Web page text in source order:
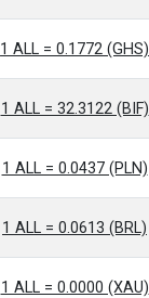
1 ALL = 0.1772 (GHS)
1 ALL = 32.3122 (BIF)
1 ALL = 0.0437 (PLN)
1 ALL = 0.0613 (BRL)
1 ALL = 0.0000 (XAU)